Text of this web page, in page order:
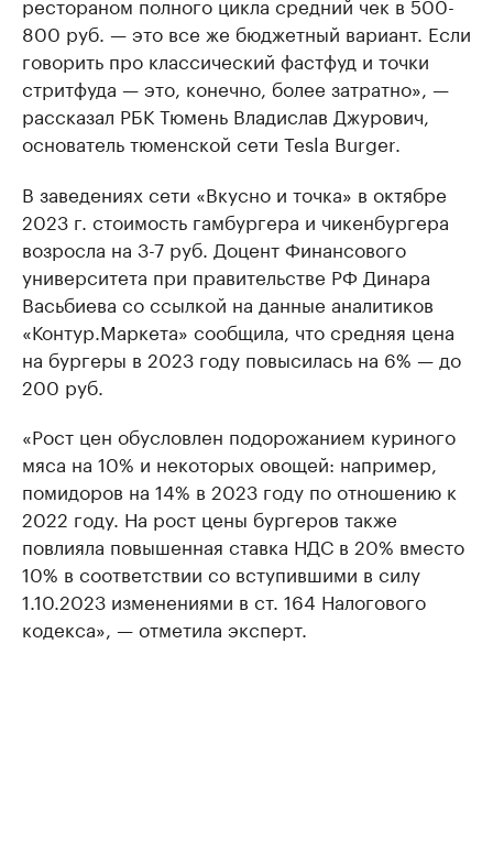
800 руб. — это все же бюджетный вариант. Если
говорить про классический фастфуд и точки
стритфуда — это, конечно, более затратно», —
рассказал РБК Тюмень Владислав Джурович,
основатель тюменской сети Tesla Burger.
В заведениях сети «Вкусно и точка» в октябре
2023 г. стоимость гамбургера и чикенбургера
возросла на 3-7 руб. Доцент Финансового
университета при правительстве РФ Динара
Васьбиева со ссылкой на данные аналитиков
«Контур.Маркета» сообщила, что средняя цена
на бургеры в 2023 году повысилась на 6% — до
200 руб.
«Рост цен обусловлен подорожанием куриного
мяса на 10% и некоторых овощей: например,
помидоров на 14% в 2023 году по отношению к
2022 году. На рост цены бургеров также
повлияла повышенная ставка НДС в 20% вместо
10% в соответствии со вступившими в силу
1.10.2023 изменениями в ст. 164 Налогового
кодекса», — отметила эксперт.